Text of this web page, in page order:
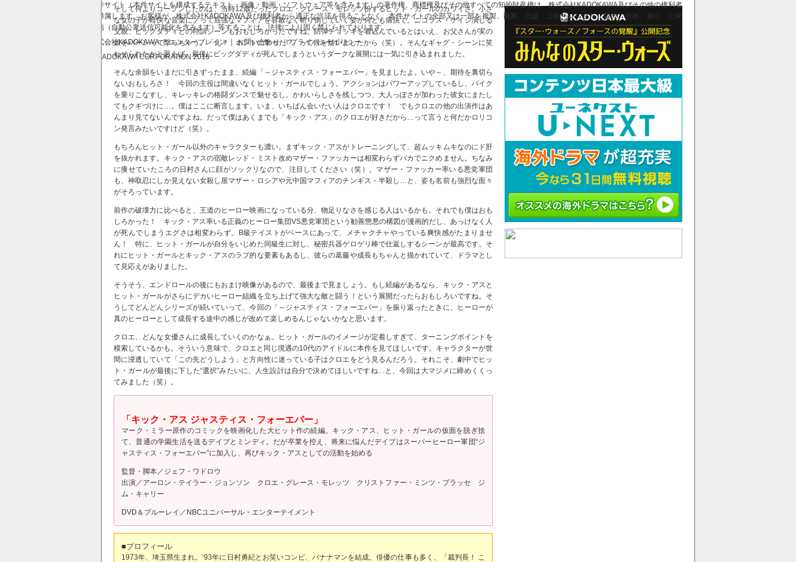
本件サイト（本件サイトを構成するテキスト・画像・動画・ソフトウェア等を含みます）の著作権、商標権及びその他すべての知的財産権は、株式会社KADOKAWA及びその他の権利者
に帰属します。お客様が、株式会社KADOKAWA及び権利者から適正な許諾を得ることなく、本件サイトの全部又は一部を複製、翻案、出版、上映、レンタル、販売、頒布、展示、公衆
送信（自動公衆送信可能化を含みます）等することは、法律により固く禁じられております。
株式会社KADOKAWA ｜ エンターブレイン ｜ お問い合わせ ｜ プライバシーポリシー
© KADOKAWA CORPORATION 2016
そして何よりコーフンしたのは、当時12歳だったクロエ・グレース・モレッツ扮するヒット・ガールのカワイさ。小さ
な女の子が軽快な音楽にノって屈強なマフィアを容赦なく斬り倒していく姿が何とも痛快で。ニコラス・ケイジ演じる
父親、ビッグダディとの特訓シーンもおもしろかったですね。防弾チョッキを着込んでいるとはいえ、お父さんが実の
娘をバーンって撃っちゃう。「え？ ホントに撃った!?」って目を疑いましたから（笑）。そんなギャグ・シーンに笑
わせられたかと思えば、最後にビッグダディが死んでしまうというダークな展開には一気に引き込まれました。
そんな余韻をいまだに引きずったまま、続編「～ジャスティス・フォーエバー」を見ましたよ。いや～、期待を裏切ら
ないおもしろさ！ 今回の主役は間違いなくヒット・ガールでしょう。アクションはパワーアップしているし、バイク
を乗りこなすし、キレッキレの格闘ダンスで魅せるし。かわいらしさを残しつつ、大人っぽさが加わった彼女にまたし
てもクギづけに…。僕はここに断言します。いま、いちばん会いたい人はクロエです！ でもクロエの他の出演作はあ
んまり見てないんですよね。だって僕はあくまでも「キック・アス」のクロエが好きだから…って言うと何だかロリコ
ン発言みたいですけど（笑）。
もちろんヒット・ガール以外のキャラクターも濃い。まずキック・アスがトレーニングして、超ムッキムキなのにド肝
を抜かれます。キック・アスの宿敵レッド・ミスト改めマザー・ファッカーは相変わらずバカでニクめません。ちなみ
に痩せていたころの日村さんに顔がソックリなので、注目してください（笑）。マザー・ファッカー率いる悪党軍団
も、神取忍にしか見えない女殺し屋マザー・ロシアや元中国マフィアのチンギス・半殺し…と、姿も名前も強烈な面々
がそろっています。
前作の破壊力に比べると、王道のヒーロー映画になっている分、物足りなさを感じる人はいるかも。それでも僕はおも
しろかった！ キック・アス率いる正義のヒーロー集団VS悪党軍団という勧善懲悪の構図が漫画的だし、あっけなく人
が死んでしまうエグさは相変わらず。B級テイストがベースにあって、メチャクチャやっている爽快感がたまりませ
ん！ 特に、ヒット・ガールが自分をいじめた同級生に対し、秘密兵器ゲロゲリ棒で仕返しするシーンが最高です。そ
れにヒット・ガールとキック・アスのラブ的な要素もあるし、彼らの葛藤や成長もちゃんと描かれていて、ドラマとし
て見応えがありました。
そうそう、エンドロールの後にもおまけ映像があるので、最後まで見ましょう。もし続編があるなら、キック・アスと
ヒット・ガールがさらにデカいヒーロー組織を立ち上げて強大な敵と闘う！という展開だったらおもしろいですね。そ
うしてどんどんシリーズが続いていって、今回の「～ジャスティス・フォーエバー」を振り返ったときに、ヒーローが
真のヒーローとして成長する途中の感じが改めて楽しめるんじゃないかなと思います。
クロエ、どんな女優さんに成長していくのかなぁ。ヒット・ガールのイメージが定着しすぎて、ターニングポイントを
模索しているかも。そういう意味で、クロエと同じ境遇の10代のアイドルに本作を見てほしいです。キャラクターが世
間に浸透していて「この先どうしよう」と方向性に迷っている子はクロエをどう見るんだろう。それこそ、劇中でヒッ
ト・ガールが最後に下した“選択”みたいに、人生設計は自分で決めてほしいですね…と、今回は大マジメに締めくくっ
てみました（笑）。
「キック・アス ジャスティス・フォーエバー」
マーク・ミラー原作のコミックを映画化した大ヒット作の続編。キック・アス、ヒット・ガールの仮面を脱ぎ捨
て、普通の学園生活を送るデイブとミンディ。だが卒業を控え、将来に悩んだデイブはスーパーヒーロー軍団“ジ
ャスティス・フォーエバー”に加入し、再びキック・アスとしての活動を始める
監督・脚本／ジェフ・ワドロウ
出演／アーロン・テイラー・ジョンソン クロエ・グレース・モレッツ クリストファー・ミンツ・プラッセ ジ
ム・キャリー
DVD＆ブルーレイ／NBCユニバーサル・エンターテイメント
■プロフィール
1973年、埼玉県生まれ。’93年に日村勇紀とお笑いコンビ、バナナマンを結成。俳優の仕事も多く、「裁判長！ こ